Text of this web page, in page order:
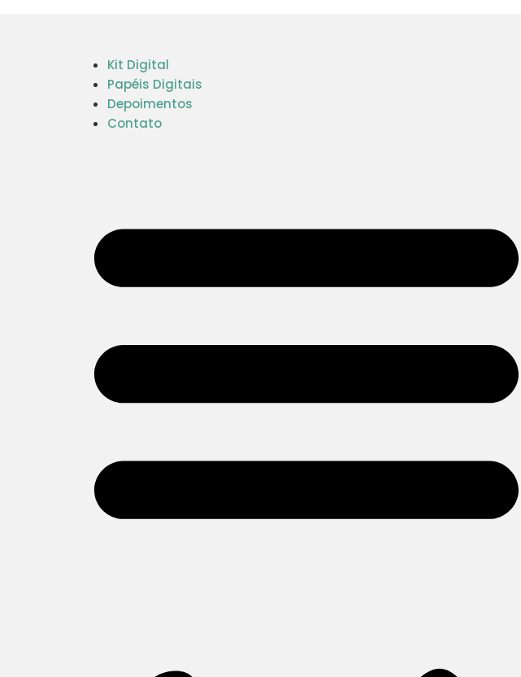
Kit Digital
Papéis Digitais
Depoimentos
Contato